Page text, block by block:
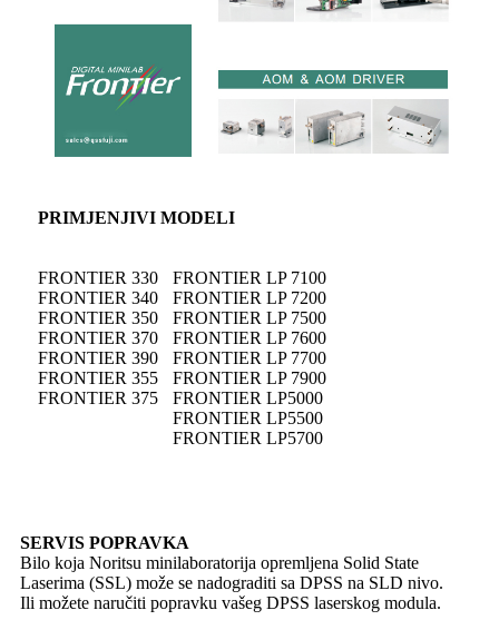
PRIMJENJIVI MODELI
FRONTIER 330
FRONTIER LP 7100
FRONTIER 340
FRONTIER LP 7200
FRONTIER 350
FRONTIER LP 7500
FRONTIER 370
FRONTIER LP 7600
FRONTIER 390
FRONTIER LP 7700
FRONTIER 355
FRONTIER LP 7900
FRONTIER 375
FRONTIER LP5000
FRONTIER LP5500
FRONTIER LP5700
SERVIS POPRAVKA
Bilo koja Noritsu minilaboratorija opremljena Solid State
Laserima (SSL) može se nadograditi sa DPSS na SLD nivo.
Ili možete naručiti popravku vašeg DPSS laserskog modula.